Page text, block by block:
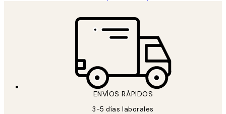
ENVÍOS RÁPIDOS
3-5 días laborales